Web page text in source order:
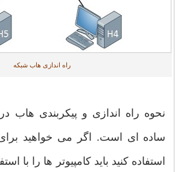
راه اندازی هاب شبکه
نحوه راه اندازی و پیکربندی هاب
ساده ای است. اگر می خواهید